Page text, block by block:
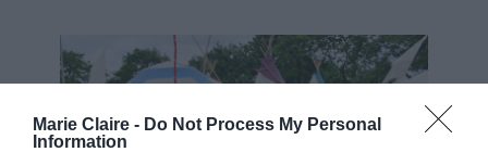
Marie Claire - Do Not Process My Personal
Information